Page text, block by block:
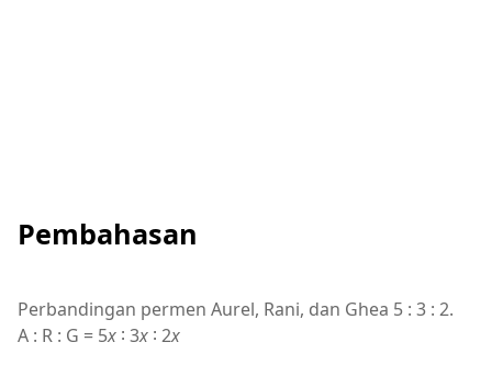
Pembahasan
Perbandingan permen Aurel, Rani, dan Ghea 5 : 3 : 2.
A : R : G = 5x ∶ 3x ∶ 2x